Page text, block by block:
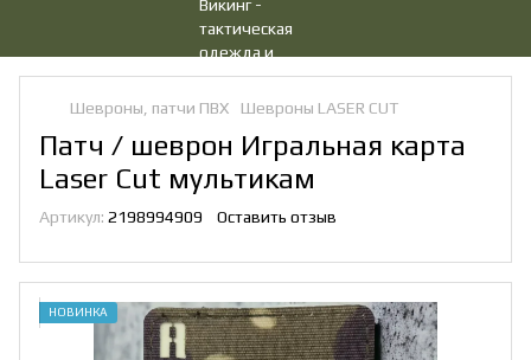
Шевроны, патчи ПВХ Шевроны LASER CUT
Патч / шеврон Игральная карта
Laser Cut мультикам
Артикул: 2198994909 Оставить отзыв
НОВИНКА